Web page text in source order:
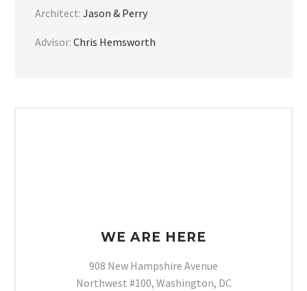
Architect: Jason & Perry
Advisor: Chris Hemsworth
WE ARE HERE
908 New Hampshire Avenue
Northwest #100, Washington, DC